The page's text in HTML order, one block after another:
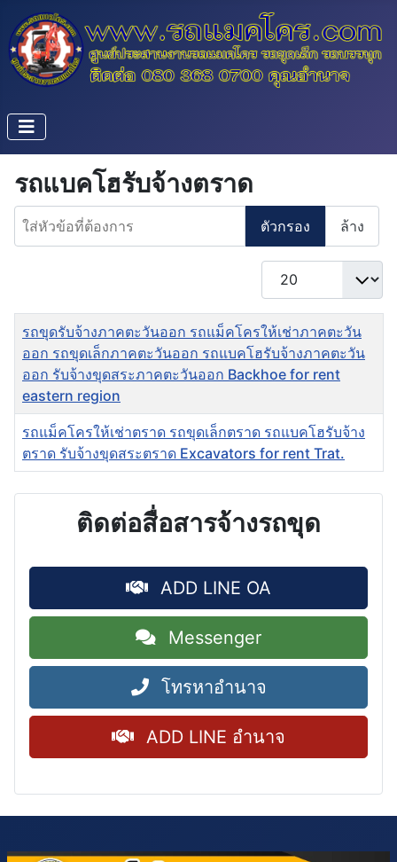
รถแบคโฮรับจ้างตราด
ใส่หัวข้อที่ต้องการ
ตัวกรอง ล้าง
แสดง #
ชื่อ
รถขุดรับจ้างภาคตะวันออก รถแม็คโครให้เช่าภาคตะวัน
ออก รถขุดเล็กภาคตะวันออก รถแบคโฮรับจ้างภาคตะวัน
ออก รับจ้างขุดสระภาคตะวันออก Backhoe for rent
eastern region
รถแม็คโครให้เช่าตราด รถขุดเล็กตราด รถแบคโฮรับจ้าง
ตราด รับจ้างขุดสระตราด Excavators for rent Trat.
ติดต่อสื่อสารจ้างรถขุด
ADD LINE OA
Messenger
โทรหาอำนาจ
ADD LINE อำนาจ